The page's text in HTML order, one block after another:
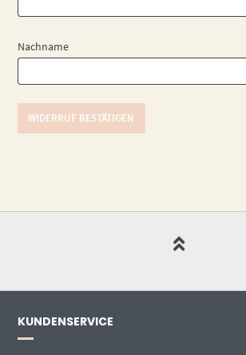
(wiederholen)*
Nachname
WIDERRUF BESTÄTIGEN
KUNDENSERVICE